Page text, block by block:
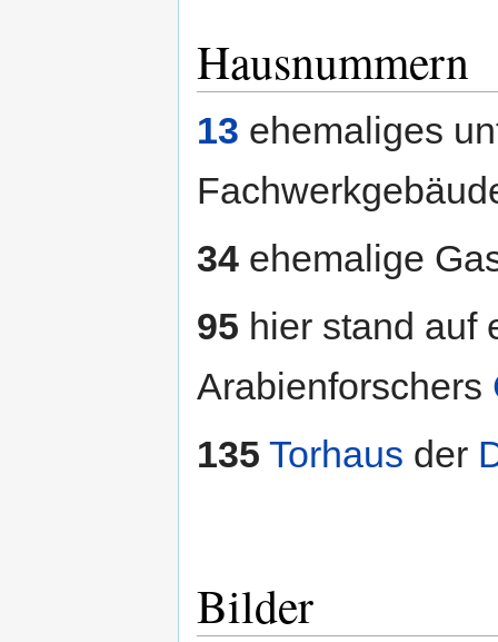
Hausnummern
13 ehemaliges
34 ehemalige
95 hier stand auf
Arabienforschers
135 Torhaus der
Bilder